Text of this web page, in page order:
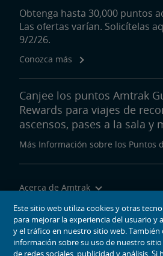
Obtenga hasta 30,000 puntos
Las ofertas varían. Solicítelas
9/2/26.
Conozca más
Canjee los puntos Amtrak
Rewards para viajes de
ascensos, pases a la sala y
Más Información sobre los Puntos
Acerca de Amtrak
Viajar con Nosotros
Herramientas del Sitio
Este sitio web utiliza cookies y otras
para mejorar la experiencia del usuario y
y el tráfico en nuestro sitio web.
información sobre su uso de nuestro
de redes sociales, publicidad y análisis.